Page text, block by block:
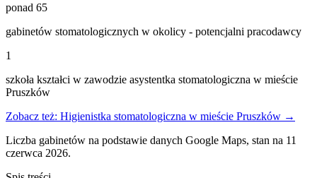
ponad 65
gabinetów stomatologicznych w okolicy - potencjalni pracodawcy
1
szkoła kształci w zawodzie asystentka stomatologiczna w mieście
Pruszków
Zobacz też: Higienistka stomatologiczna w mieście Pruszków →
Liczba gabinetów na podstawie danych Google Maps, stan na 11
czerwca 2026.